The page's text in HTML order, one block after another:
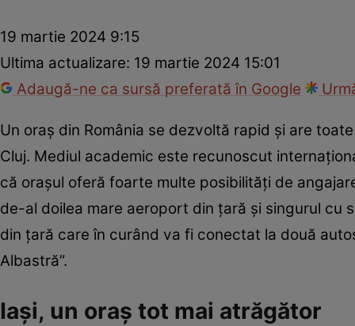
19 martie 2024 9:15
Ultima actualizare: 19 martie 2024 15:01
Adaugă-ne ca sursă preferată în Google
Un oraș din România se dezvoltă rapid și are
Cluj. Mediul academic este recunoscut
că orașul oferă foarte multe posibilități de
de-al doilea mare aeroport din țară și singurul cu
din țară care în curând va fi conectat la două
Albastră”.
Iași, un oraș tot mai atrăgător